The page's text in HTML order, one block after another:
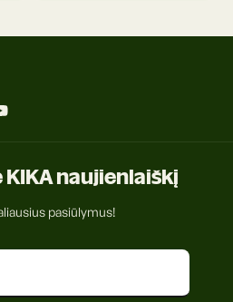
naujienlaiškį
pasiūlymus!